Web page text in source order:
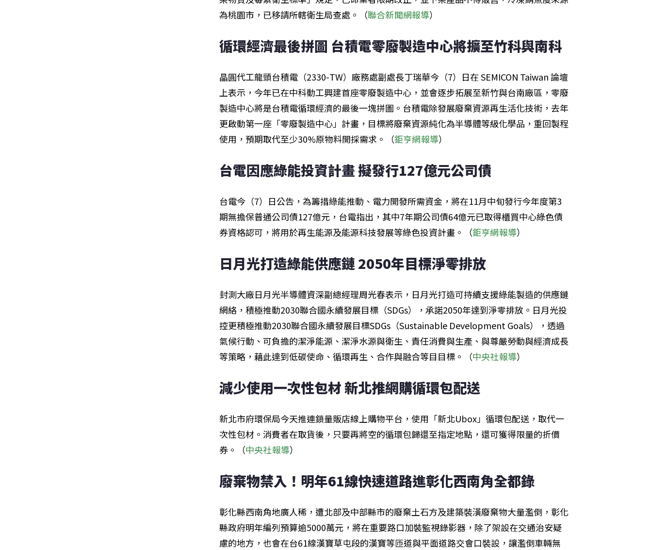
為桃園市，已移請所轄衛生局查處。（聯合新聞網報導）
循環經濟最後拼圖 台積電零廢製造中心將擴至竹科與南科
晶圓代工龍頭台積電（2330-TW）廠務處副處長丁瑞華今（7）日在 SEMICON Taiwan 論壇
上表示，今年已在中科動工興建首座零廢製造中心，並會逐步拓展至新竹與台南廠區，零廢
製造中心將是台積電循環經濟的最後一塊拼圖。台積電除發展廢棄資源再生活化技術，去年
更啟動第一座「零廢製造中心」計畫，目標將廢棄資源純化為半導體等級化學品，重回製程
使用，預期取代至少30%原物料開採需求。（鉅亨網報導）
台電因應綠能投資計畫 擬發行127億元公司債
台電今（7）日公告，為籌措綠能推動、電力開發所需資金，將在11月中旬發行今年度第3
期無擔保普通公司債127億元，台電指出，其中7年期公司債64億元已取得櫃買中心綠色債
券資格認可，將用於再生能源及能源科技發展等綠色投資計畫。（鉅亨網報導）
日月光打造綠能供應鏈 2050年目標淨零排放
封測大廠日月光半導體資深副總經理周光春表示，日月光打造可持續支援綠能製造的供應鏈
網絡，積極推動2030聯合國永續發展目標（SDGs），承諾2050年達到淨零排放。日月光投
控更積極推動2030聯合國永續發展目標SDGs（Sustainable Development Goals），透過
氣候行動、可負擔的潔淨能源、潔淨水源與衛生、責任消費與生產、與尊嚴勞動與經濟成長
等策略，藉此達到低碳使命、循環再生、合作與融合等目目標。（中央社報導）
減少使用一次性包材 新北推網購循環包配送
新北市府環保局今天推連鎖量販店線上購物平台，使用「新北Ubox」循環包配送，取代一
次性包材。消費者在取貨後，只要再將空的循環包歸還至指定地點，還可獲得限量的折價
券。（中央社報導）
廢棄物禁入！明年61線快速道路進彰化西南角全都錄
彰化縣西南角地廣人稀，遭北部及中部縣市的廢棄土石方及建築裝潢廢棄物大量濫倒，彰化
縣政府明年編列預算逾5000萬元，將在重要路口加裝監視錄影器，除了架設在交通治安疑
慮的地方，也會在台61線漢寶草屯段的漢寶等匝道與平面道路交會口裝設，讓濫倒車輛無